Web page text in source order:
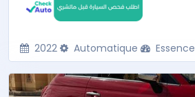
2022 Automatique Essence